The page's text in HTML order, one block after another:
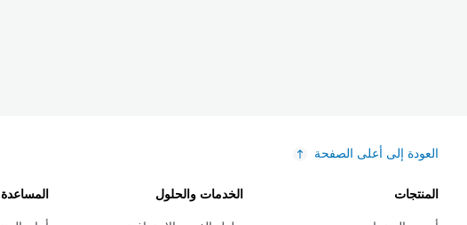
العودة إلى أعلى الصفحة
المنتجات الخدمات والحلول